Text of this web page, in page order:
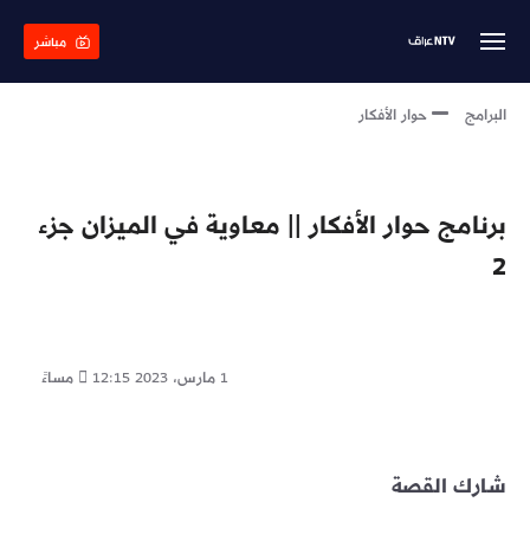
main
مباشر
البرامج حوار الأفكار
برنامج حوار الأفكار || معاوية في الميزان جزء
2
1 مارس، 2023 12:15 مساءً
شارك القصة